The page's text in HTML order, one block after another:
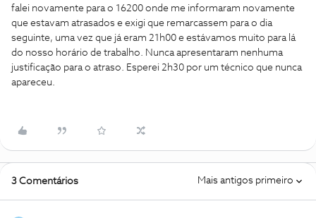
falei novamente para o 16200 onde me informaram novamente
que estavam atrasados e exigi que remarcassem para o dia
seguinte, uma vez que já eram 21h00 e estávamos muito para lá
do nosso horário de trabalho. Nunca apresentaram nenhuma
justificação para o atraso. Esperei 2h30 por um técnico que nunca
apareceu.
3 Comentários Mais antigos primeiro